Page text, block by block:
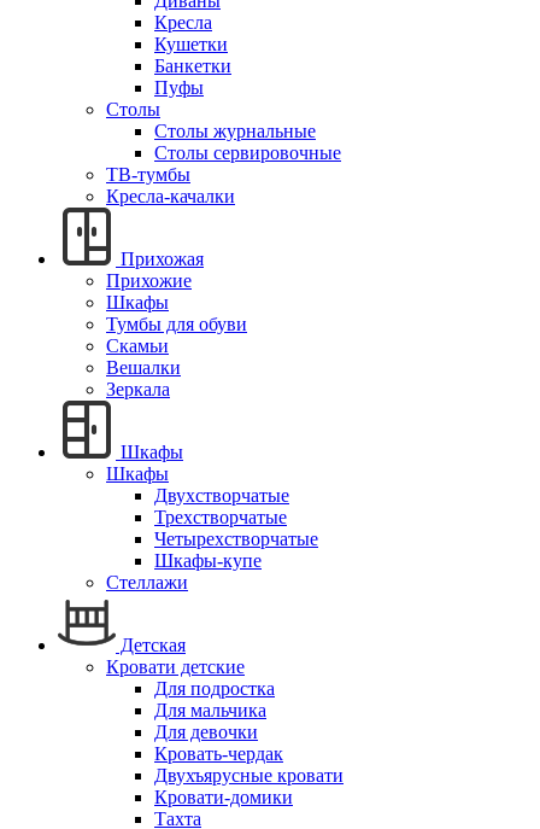
Кресла
Кушетки
Банкетки
Пуфы
Столы
Столы журнальные
Столы сервировочные
ТВ-тумбы
Кресла-качалки
Прихожая
Прихожие
Шкафы
Тумбы для обуви
Скамьи
Вешалки
Зеркала
Шкафы
Шкафы
Двухстворчатые
Трехстворчатые
Четырехстворчатые
Шкафы-купе
Стеллажи
Детская
Кровати детские
Для подростка
Для мальчика
Для девочки
Кровать-чердак
Двухъярусные кровати
Кровати-домики
Тахта